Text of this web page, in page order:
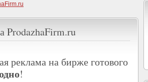
ProdazhaFirm.ru
реклама на бирже готового
!